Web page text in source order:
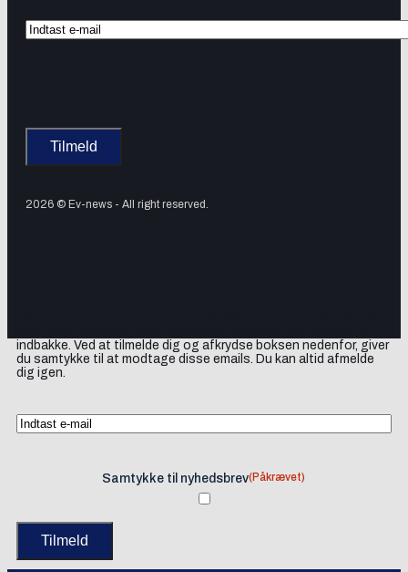
2026 © Ev-news - All right reserved.
indbakke. Ved at tilmelde dig og afkrydse boksen nedenfor, giver
du samtykke til at modtage disse emails. Du kan altid afmelde
dig igen.
Samtykke til nyhedsbrev(Påkrævet)